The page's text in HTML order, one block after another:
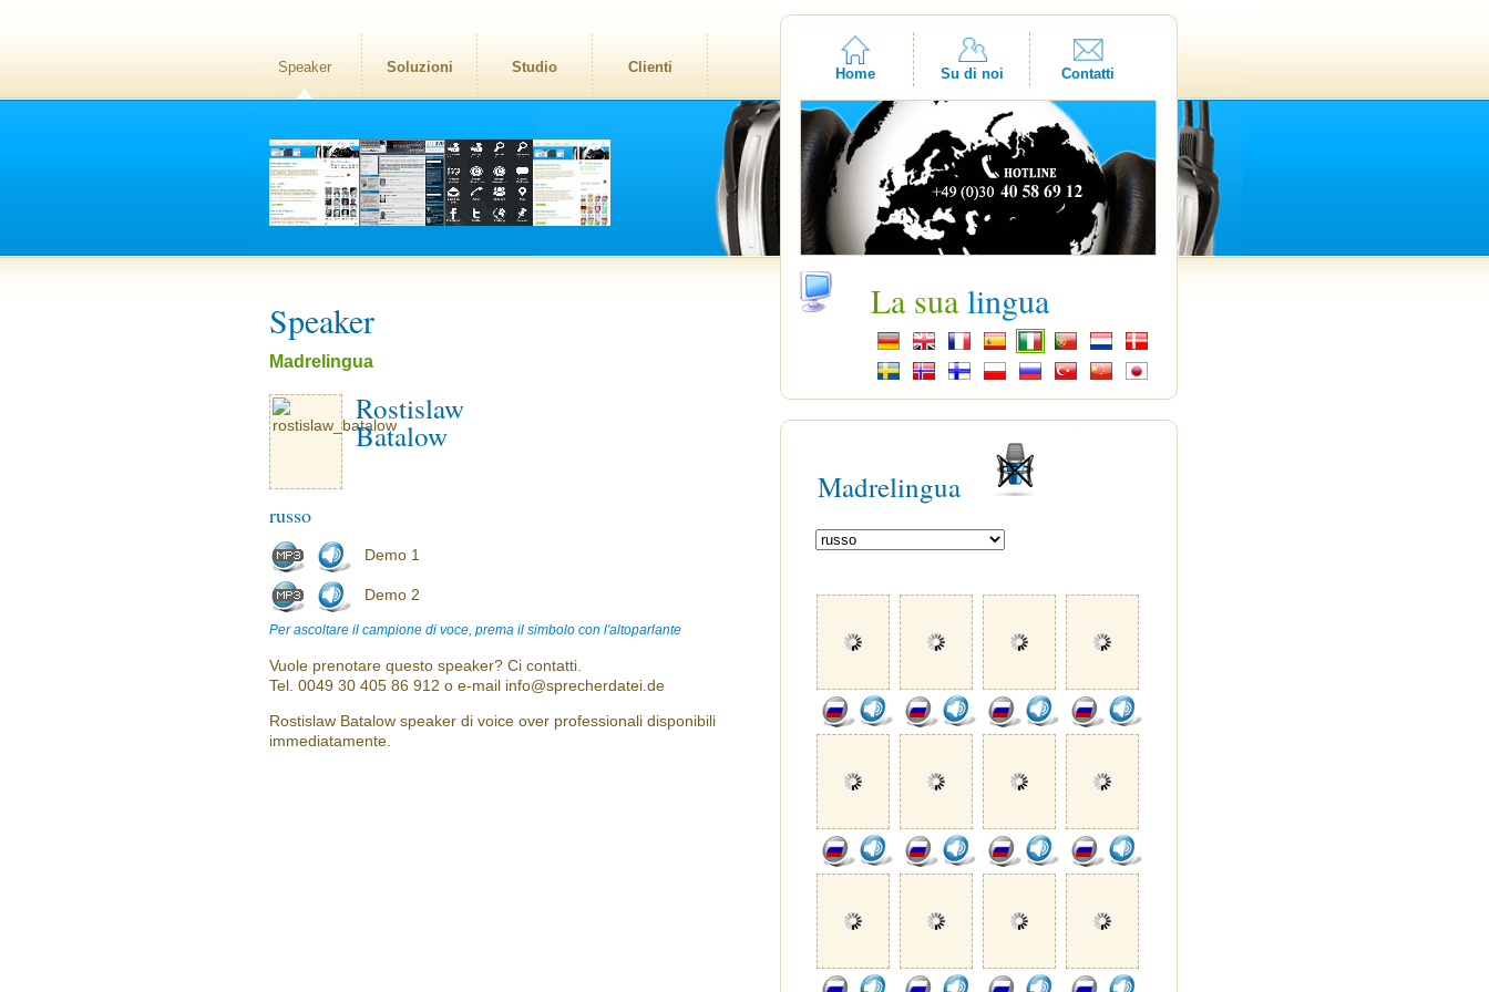
Speaker Soluzioni Studio Clienti Home Su di noi Contatti
Speaker
Madrelingua
Rostislaw
Batalow
russo
Demo 1
Demo 2
Per ascoltare il campione di voce, prema il simbolo con l'altoparlante
Vuole prenotare questo speaker? Ci contatti.
Tel. 0049 30 405 86 912 o e-mail info@sprecherdatei.de
Rostislaw Batalow speaker di voice over professionali disponibili
immediatamente.
La sualingua
Madrelingua